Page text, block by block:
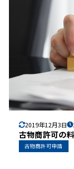
2019年12月3日
古物商許可の
古物商許可申請